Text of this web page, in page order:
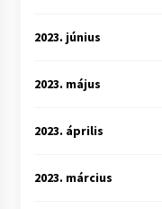
2023. június
2023. május
2023. április
2023. március